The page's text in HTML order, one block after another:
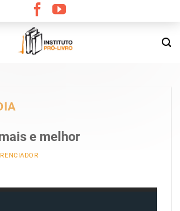
e melhor